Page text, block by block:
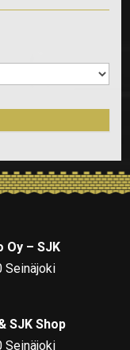
Oy – SJK
Seinäjoki
SJK Shop
Seinäjoki